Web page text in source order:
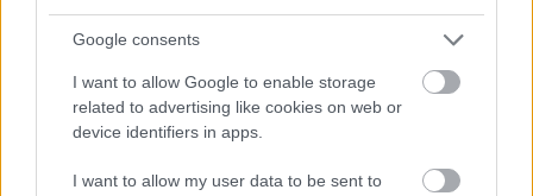
Google consents
I want to allow Google to enable storage
related to advertising like cookies on web or
device identifiers in apps.
I want to allow my user data to be sent to
un análisis sobre el sistema de
puntuación de Comunio para